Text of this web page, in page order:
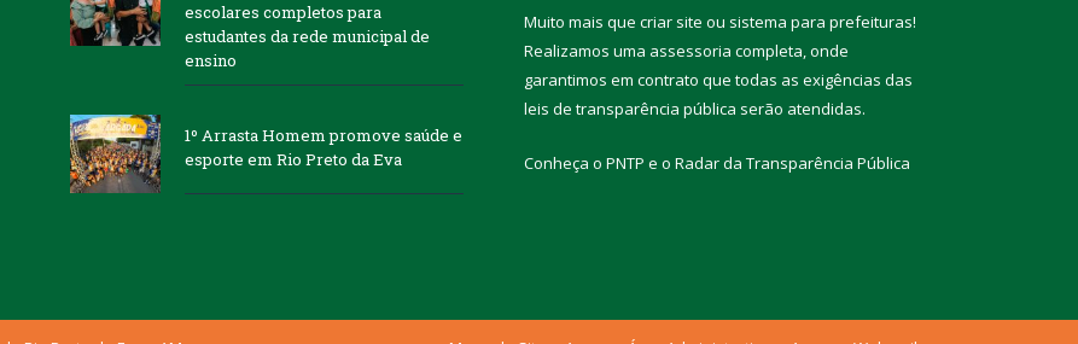
escolares completos para
estudantes da rede municipal de
ensino
1º Arrasta Homem promove saúde e
esporte em Rio Preto da Eva
Muito mais que criar site ou sistema para prefeituras!
Realizamos uma assessoria completa, onde
garantimos em contrato que todas as exigências das
leis de transparência pública serão atendidas.
Conheça o PNTP e o Radar da Transparência Pública